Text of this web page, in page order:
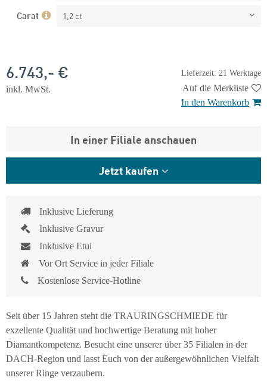
Carat 1,2 ct
Lieferzeit: 21 Werktage
6.743,- €
inkl. MwSt.
Auf die Merkliste
In den Warenkorb
In einer Filiale anschauen
Jetzt kaufen
Inklusive Lieferung
Inklusive Gravur
Inklusive Etui
Vor Ort Service in jeder Filiale
Kostenlose Service-Hotline
Seit über 15 Jahren steht die TRAURINGSCHMIEDE für
exzellente Qualität und hochwertige Beratung mit hoher
Diamantkompetenz. Besucht eine unserer über 35 Filialen in der
DACH-Region und lasst Euch von der außergewöhnlichen Vielfalt
unserer Ringe verzaubern.